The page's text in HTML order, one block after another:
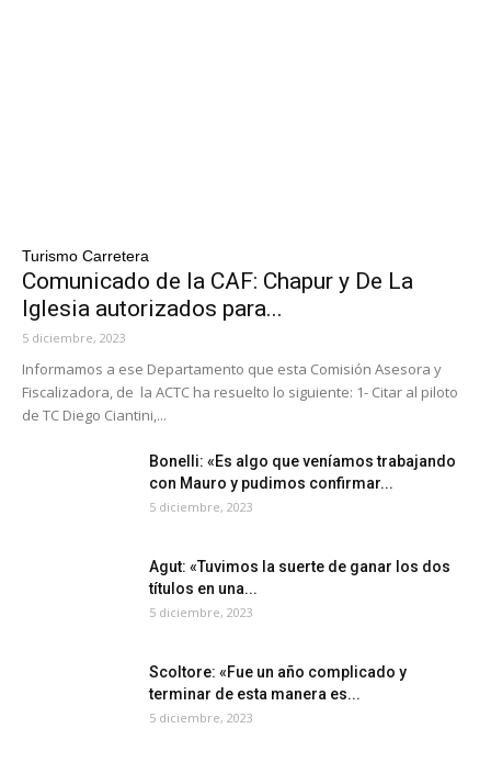
Turismo Carretera
Comunicado de la CAF: Chapur y De La
Iglesia autorizados para...
5 diciembre, 2023
Informamos a ese Departamento que esta Comisión Asesora y
Fiscalizadora, de la ACTC ha resuelto lo siguiente: 1- Citar al piloto
de TC Diego Ciantini,...
Bonelli: «Es algo que veníamos trabajando
con Mauro y pudimos confirmar...
5 diciembre, 2023
Agut: «Tuvimos la suerte de ganar los dos
títulos en una...
5 diciembre, 2023
Scoltore: «Fue un año complicado y
terminar de esta manera es...
5 diciembre, 2023